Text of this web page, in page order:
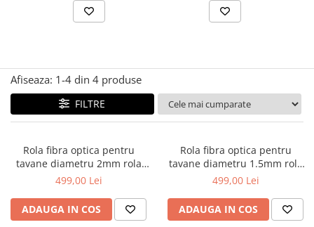
Lampi de podea
Lampi de tavan
Spoturi LED
Corpuri de Iluminat pe Sina LED
Sina magnetica LED 48V
Sina Magnetica Slim 5mm 24V
Afiseaza: 1-4 din 4 produse
FILTRE
Rola fibra optica pentru
tavane diametru 2mm rola
350m
499,00 Lei
ADAUGA IN COS
Rola fibra optica pentru
tavane diametru 1.5mm rola
700m
499,00 Lei
ADAUGA IN COS